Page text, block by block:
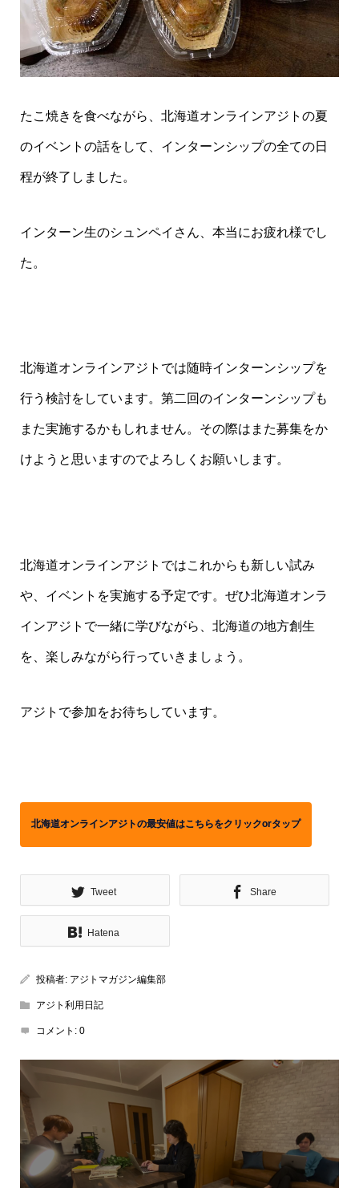
たこ焼きを食べながら、北海道オンラインアジトの夏
のイベントの話をして、インターンシップの全ての日
程が終了しました。
インターン生のシュンペイさん、本当にお疲れ様でし
た。
北海道オンラインアジトでは随時インターンシップを
行う検討をしています。第二回のインターンシップも
また実施するかもしれません。その際はまた募集をか
けようと思いますのでよろしくお願いします。
北海道オンラインアジトではこれからも新しい試み
や、イベントを実施する予定です。ぜひ北海道オンラ
インアジトで一緒に学びながら、北海道の地方創生
を、楽しみながら行っていきましょう。
アジトで参加をお待ちしています。
北海道オンラインアジトの最安値はこちらをクリックorタップ
Tweet Share
Hatena
投稿者: アジトマガジン編集部
アジト利用日記
コメント: 0